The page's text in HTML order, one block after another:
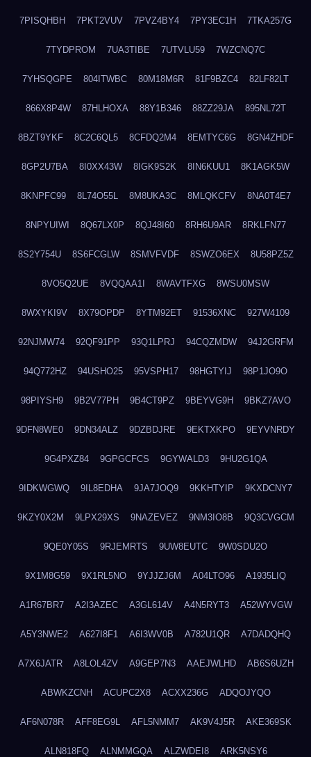
7PISQHBH 7PKT2VUV 7PVZ4BY4 7PY3EC1H 7TKA257G
7TYDPROM 7UA3TIBE 7UTVLU59 7WZCNQ7C
7YHSQGPE 804ITWBC 80M18M6R 81F9BZC4 82LF82LT
866X8P4W 87HLHOXA 88Y1B346 88ZZ29JA 895NL72T
8BZT9YKF 8C2C6QL5 8CFDQ2M4 8EMTYC6G 8GN4ZHDF
8GP2U7BA 8I0XX43W 8IGK9S2K 8IN6KUU1 8K1AGK5W
8KNPFC99 8L74O55L 8M8UKA3C 8MLQKCFV 8NA0T4E7
8NPYUIWI 8Q67LX0P 8QJ48I60 8RH6U9AR 8RKLFN77
8S2Y754U 8S6FCGLW 8SMVFVDF 8SWZO6EX 8U58PZ5Z
8VO5Q2UE 8VQQAA1I 8WAVTFXG 8WSU0MSW
8WXYKI9V 8X79OPDP 8YTM92ET 91536XNC 927W4109
92NJMW74 92QF91PP 93Q1LPRJ 94CQZMDW 94J2GRFM
94Q772HZ 94USHO25 95VSPH17 98HGTYIJ 98P1JO9O
98PIYSH9 9B2V77PH 9B4CT9PZ 9BEYVG9H 9BKZ7AVO
9DFN8WE0 9DN34ALZ 9DZBDJRE 9EKTXKPO 9EYVNRDY
9G4PXZ84 9GPGCFCS 9GYWALD3 9HU2G1QA
9IDKWGWQ 9IL8EDHA 9JA7JOQ9 9KKHTYIP 9KXDCNY7
9KZY0X2M 9LPX29XS 9NAZEVEZ 9NM3IO8B 9Q3CVGCM
9QE0Y05S 9RJEMRTS 9UW8EUTC 9W0SDU2O
9X1M8G59 9X1RL5NO 9YJJZJ6M A04LTO96 A1935LIQ
A1R67BR7 A2I3AZEC A3GL614V A4N5RYT3 A52WYVGW
A5Y3NWE2 A627I8F1 A6I3WV0B A782U1QR A7DADQHQ
A7X6JATR A8LOL4ZV A9GEP7N3 AAEJWLHD AB6S6UZH
ABWKZCNH ACUPC2X8 ACXX236G ADQOJYQO
AF6N078R AFF8EG9L AFL5NMM7 AK9V4J5R AKE369SK
ALN818FQ ALNMMGQA ALZWDEI8 ARK5NSY6